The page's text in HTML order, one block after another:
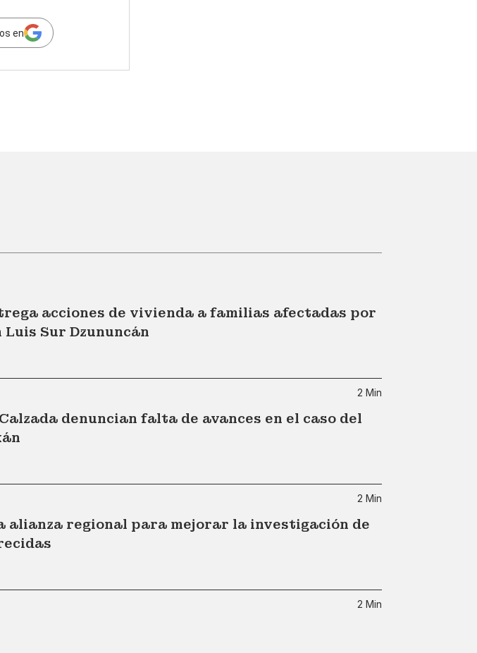
en
acciones de vivienda a familias afectadas por
Luis Sur Dzununcán
2 Min
denuncian falta de avances en el caso del
2 Min
alianza regional para mejorar la investigación de
2 Min